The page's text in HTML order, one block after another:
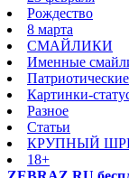
Рождество
8 марта
СМАЙЛИКИ
Именные
Патриотические
Картинки-
Разное
Cтатьи
КРУПНЫЙ
18+